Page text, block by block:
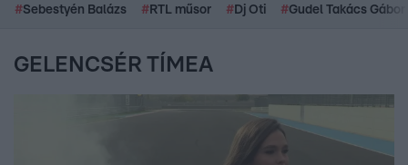
#Sebestyén Balázs # RTL műsor # Dj Oti #Gudel Takács Gábor
GELENCSÉR TÍMEA